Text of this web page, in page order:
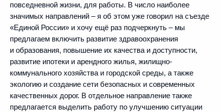
повседневной жизни, для работы. В число наиболее
значимых направлений – я об этом уже говорил на съезде
«Единой России» и хочу ещё раз подчеркнуть – мы
предлагаем включить развитие здравоохранения
и образования, повышение их качества и доступности,
развитие ипотеки и арендного жилья, жилищно-
коммунального хозяйства и городской среды, а также
экологию и создание сети безопасных и современных
качественных дорог. В отдельное направление также
предлагается выделить работу по улучшению ситуации